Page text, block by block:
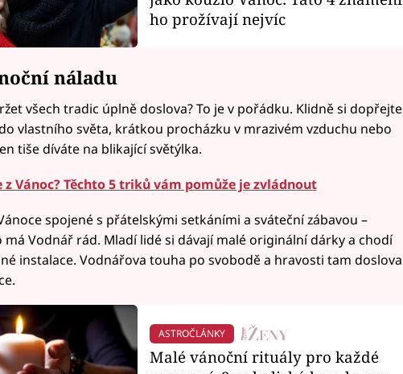
ho prožívají nejvíc
náladu
všech tradic úplně doslova? To je v pořádku. Klidně si dopřejte
vlastního světa, krátkou procházku v mrazivém vzduchu nebo
tiše díváte na blikající světýlka.
z Vánoc? Těchto 5 triků vám pomůže je zvládnout
spojené s přátelskými setkáními a sváteční zábavou –
má Vodnář rád. Mladí lidé si dávají malé originální dárky a chodí
instalace. Vodnářova touha po svobodě a hravosti tam doslova
ASTROČLÁNKY
Malé vánoční rituály pro každé